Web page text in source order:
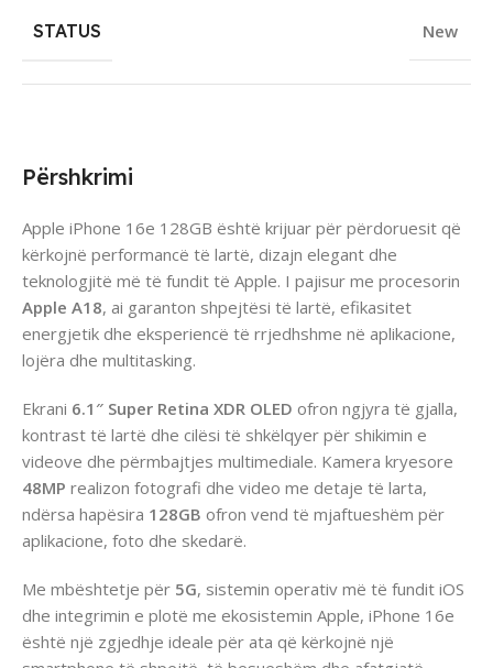
Përshkrimi
Apple iPhone 16e 128GB është krijuar për përdoruesit që
kërkojnë performancë të lartë, dizajn elegant dhe
teknologjitë më të fundit të Apple. I pajisur me procesorin
Apple A18, ai garanton shpejtësi të lartë, efikasitet
energjetik dhe eksperiencë të rrjedhshme në aplikacione,
lojëra dhe multitasking.
Ekrani 6.1″ Super Retina XDR OLED ofron ngjyra të gjalla,
kontrast të lartë dhe cilësi të shkëlqyer për shikimin e
videove dhe përmbajtjes multimediale. Kamera kryesore
48MP realizon fotografi dhe video me detaje të larta,
ndërsa hapësira 128GB ofron vend të mjaftueshëm për
aplikacione, foto dhe skedarë.
Me mbështetje për 5G, sistemin operativ më të fundit iOS
dhe integrimin e plotë me ekosistemin Apple, iPhone 16e
është një zgjedhje ideale për ata që kërkojnë një
STATUS New